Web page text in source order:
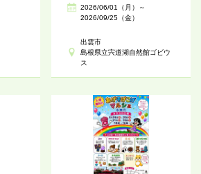
2026/06/01（月）～
2026/09/25（金）
出雲市
島根県立宍道湖自然館ゴビウ
ス